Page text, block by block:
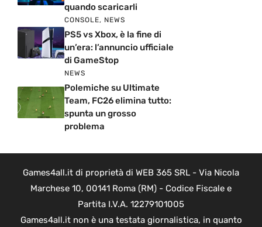
quando scaricarli
CONSOLE, NEWS
PS5 vs Xbox, è la fine di
un’era: l’annuncio ufficiale
di GameStop
NEWS
Polemiche su Ultimate
Team, FC26 elimina tutto:
spunta un grosso
problema
Games4all.it di proprietà di WEB 365 SRL - Via Nicola
Marchese 10, 00141 Roma (RM) - Codice Fiscale e
Partita I.V.A. 12279101005
Games4all.it non è una testata giornalistica, in quanto